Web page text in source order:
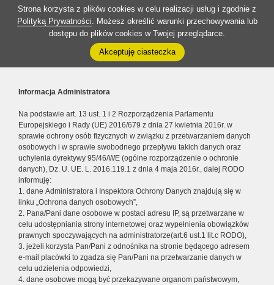
Strona korzysta z plików cookies w celu realizacji usług i zgodnie z
Polityką Prywatności. Możesz określić warunki przechowywania lub
dostępu do plików cookies w Twojej przeglądarce.
Akceptuję ciasteczka
Informacja Administratora
Na podstawie art. 13 ust. 1 i 2 Rozporządzenia Parlamentu
Europejskiego i Rady (UE) 2016/679 z dnia 27 kwietnia 2016r. w
sprawie ochrony osób fizycznych w związku z przetwarzaniem danych
osobowych i w sprawie swobodnego przepływu takich danych oraz
uchylenia dyrektywy 95/46/WE (ogólne rozporządzenie o ochronie
danych), Dz. U. UE. L. 2016.119.1 z dnia 4 maja 2016r., dalej RODO
informuję:
1. dane Administratora i Inspektora Ochrony Danych znajdują się w
linku „Ochrona danych osobowych”,
2. Pana/Pani dane osobowe w postaci adresu IP, są przetwarzane w
celu udostępniania strony internetowej oraz wypełnienia obowiązków
prawnych spoczywających na administratorze(art.6 ust.1 lit.c RODO),
3. jeżeli korzysta Pan/Pani z odnośnika na stronie będącego adresem
e-mail placówki to zgadza się Pan/Pani na przetwarzanie danych w
celu udzielenia odpowiedzi,
4. dane osobowe mogą być przekazywane organom państwowym,